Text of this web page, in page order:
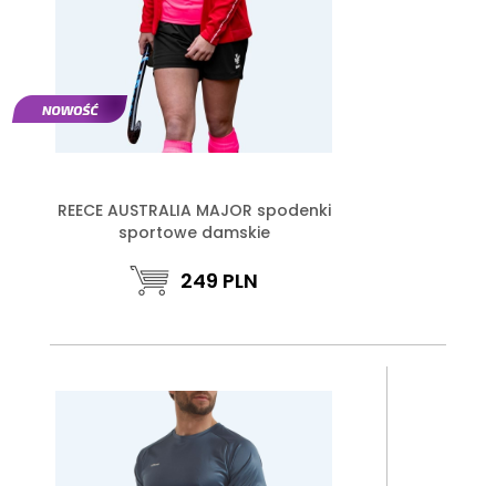
REECE AUSTRALIA MAJOR spodenki
sportowe damskie
249 PLN